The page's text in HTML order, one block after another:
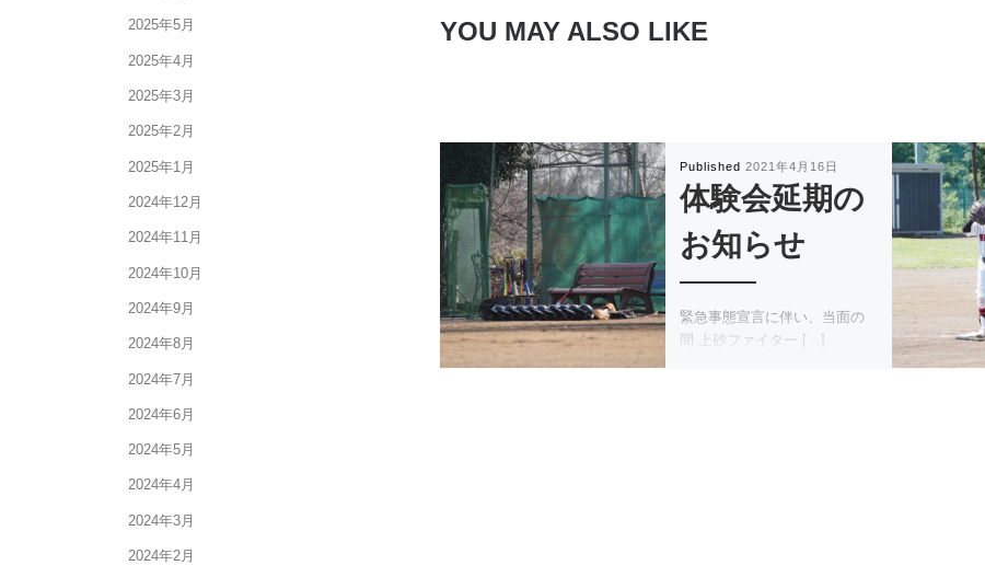
YOU MAY ALSO LIKE
Published2021年4月16日
体験会延期の
お知らせ
緊急事態宣言に伴い、当面の
間 上砂ファイター […]
2025年5月
2025年4月
2025年3月
2025年2月
2025年1月
2024年12月
2024年11月
2024年10月
2024年9月
2024年8月
2024年7月
2024年6月
2024年5月
2024年4月
2024年3月
2024年2月